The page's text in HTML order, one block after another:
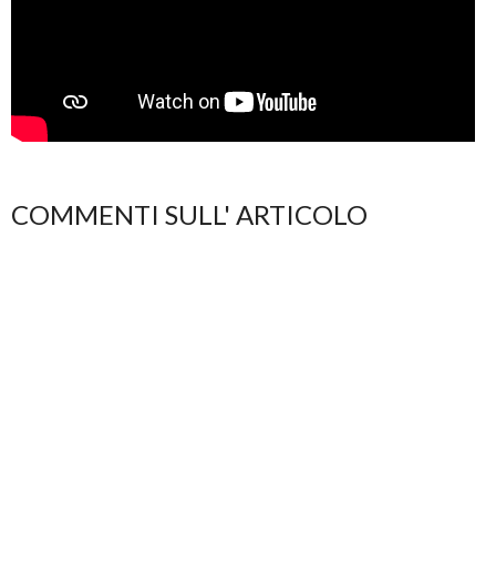
COMMENTI SULL' ARTICOLO